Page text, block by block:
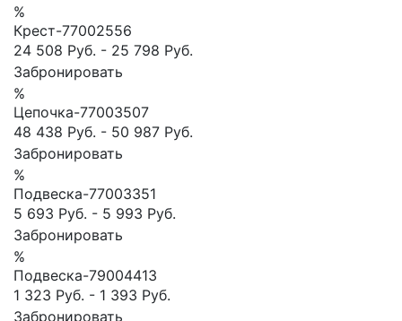
%
Крест-77002556
24 508 Руб. - 25 798 Руб.
Забронировать
%
Цепочка-77003507
48 438 Руб. - 50 987 Руб.
Забронировать
%
Подвеска-77003351
5 693 Руб. - 5 993 Руб.
Забронировать
%
Подвеска-79004413
1 323 Руб. - 1 393 Руб.
Забронировать